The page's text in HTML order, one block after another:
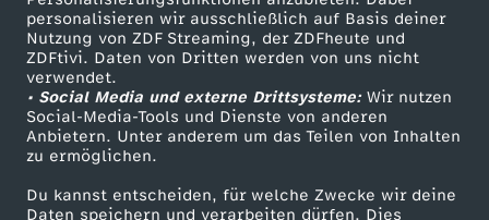
personalisieren wir ausschließlich auf Basis deiner
Nutzung von ZDF Streaming, der ZDFheute und
ZDFtivi. Daten von Dritten werden von uns nicht
verwendet.
• Social Media und externe Drittsysteme:Wir nutzen
Social-Media-Tools und Dienste von anderen
Anbietern. Unter anderem um das Teilen von Inhalten
zu ermöglichen.
Du kannst entscheiden, für welche Zwecke wir deine
Daten speichern und verarbeiten dürfen. Dies
i
s
t
a
ZDF Unternehmen
Karriere
ZDF goes Schule